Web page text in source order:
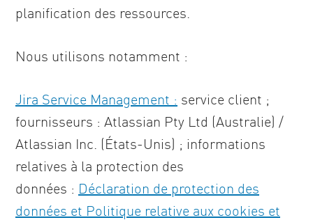
planification des ressources.
Nous utilisons notamment :
Jira Service Management : service client ;
fournisseurs : Atlassian Pty Ltd (Australie) /
Atlassian Inc. (États-Unis) ; informations
relatives à la protection des
données : Déclaration de protection des
données et Politique relative aux cookies et